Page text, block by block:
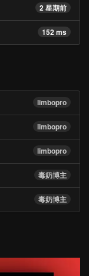
2 星期前
152 ms
limbopro
limbopro
limbopro
毒奶博主
毒奶博主